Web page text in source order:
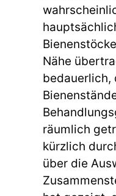
Nähe
bedauerlich,
räumlich
kürzlich
über die